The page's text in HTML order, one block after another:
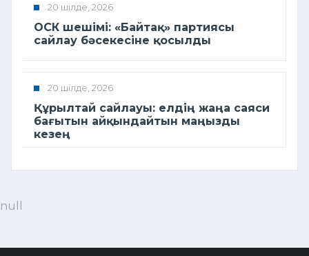
20 шілде, 2026
ОСК шешімі: «Байтақ» партиясы
сайлау бәсекесіне қосылды
20 шілде, 2026
Құрылтай сайлауы: елдің жаңа саяси
бағытын айқындайтын маңызды
кезең
null